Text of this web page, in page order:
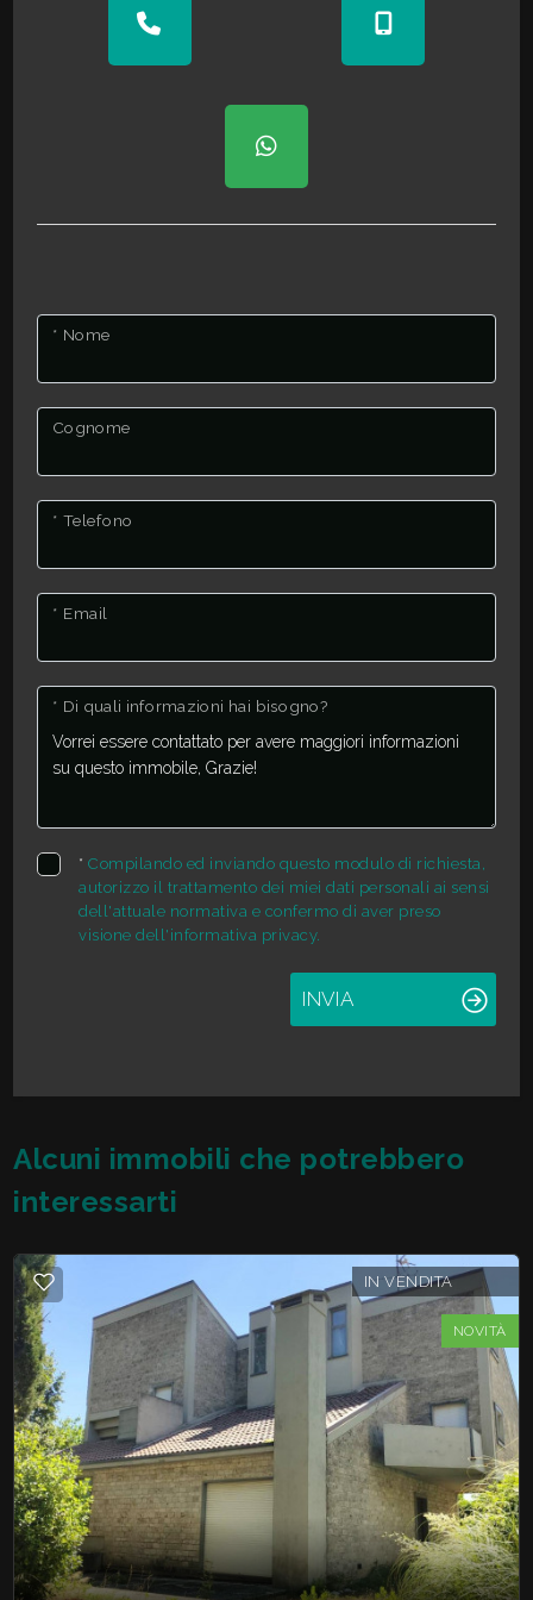
* Nome
Cognome
* Telefono
* Email
* Di quali informazioni hai bisogno?
*Compilando ed inviando questo modulo di richiesta,
autorizzo il trattamento dei miei dati personali ai sensi
dell'attuale normativa e confermo di aver preso
visione dell'informativa privacy.
INVIA
Alcuni immobili che potrebbero
interessarti
IN VENDITA
NOVITÀ